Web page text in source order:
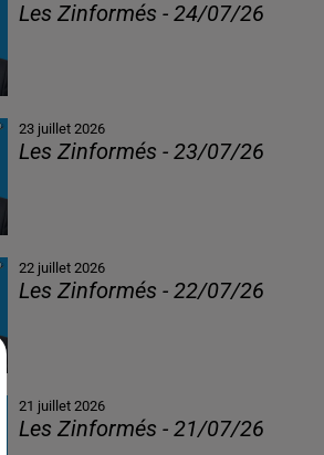
Les Zinformés - 24/07/26
23 juillet 2026
Les Zinformés - 23/07/26
22 juillet 2026
Les Zinformés - 22/07/26
21 juillet 2026
Les Zinformés - 21/07/26